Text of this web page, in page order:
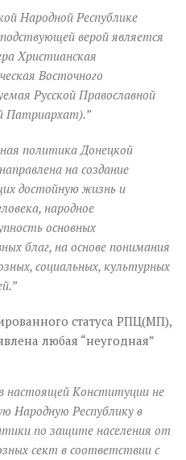
Народной Республике
верой является
Христианская
Восточного
Русской Православной
Патриархат).”
политика Донецкой
на создание
достойную жизнь и
народное
основных
благ, на основе понимания
социальных, культурных
статуса РПЦ(МП),
любая “неугодная”
настоящей Конституции не
Народную Республику в
по защите населения от
сект в соответствии с